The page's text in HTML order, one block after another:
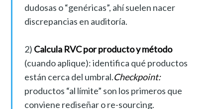
dudosas o “genéricas”, ahí suelen nacer
discrepancias en auditoría.
2) Calcula RVC por producto y método
(cuando aplique): identifica qué productos
están cerca del umbral.Checkpoint:
productos “al límite” son los primeros que
conviene rediseñar o re-sourcing.